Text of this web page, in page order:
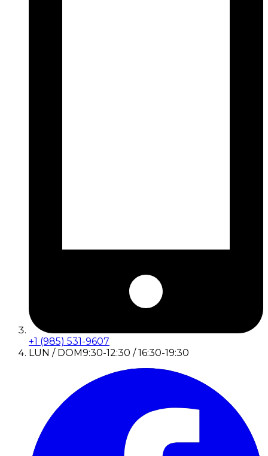
+1 (985) 531-9607
LUN / DOM9:30-12:30 / 16:30-19:30